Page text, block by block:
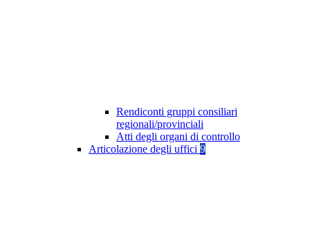
Rendiconti gruppi consiliari
regionali/provinciali
Atti degli organi di controllo
Articolazione degli uffici 9